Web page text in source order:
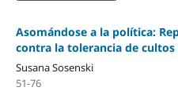
Asomándose a la política:
contra la tolerancia de cultos
Susana Sosenski
51-76